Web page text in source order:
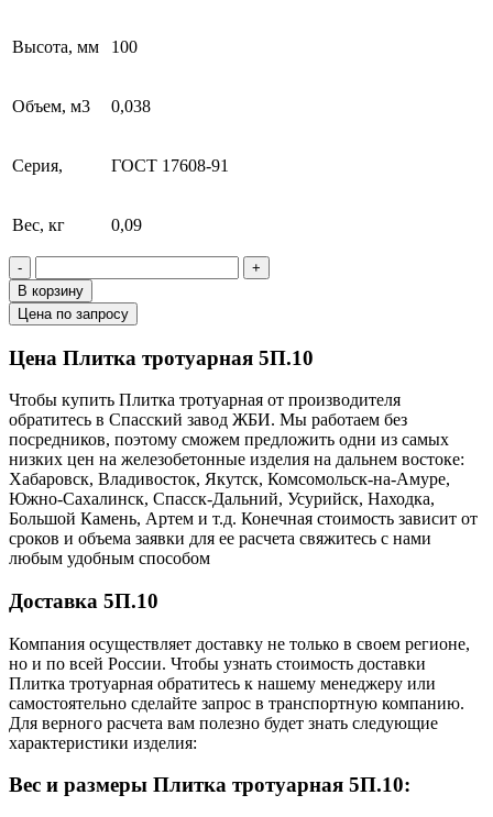
Высота, мм 100
Объем, м3 0,038
Серия, ГОСТ 17608-91
Вес, кг 0,09
-
+
В корзину
Цена по запросу
Цена Плитка тротуарная 5П.10
Чтобы купить Плитка тротуарная от производителя
обратитесь в Cпасский завод ЖБИ. Мы работаем без
посредников, поэтому сможем предложить одни из самых
низких цен на железобетонные изделия на дальнем востоке:
Хабаровск, Владивосток, Якутск, Комсомольск-на-Амуре,
Южно-Сахалинск, Спасск-Дальний, Усурийск, Находка,
Большой Камень, Артем и т.д. Конечная стоимость зависит от
сроков и объема заявки для ее расчета свяжитесь с нами
любым удобным способом
Доставка 5П.10
Компания осуществляет доставку не только в своем регионе,
но и по всей России. Чтобы узнать стоимость доставки
Плитка тротуарная обратитесь к нашему менеджеру или
самостоятельно сделайте запрос в транспортную компанию.
Для верного расчета вам полезно будет знать следующие
характеристики изделия:
Вес и размеры Плитка тротуарная 5П.10: